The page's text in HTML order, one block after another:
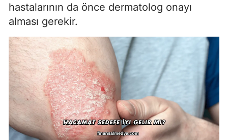
hastalarının da önce dermatolog onayı
alması gerekir.